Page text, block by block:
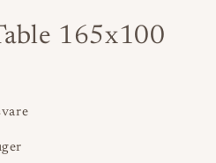
165x100